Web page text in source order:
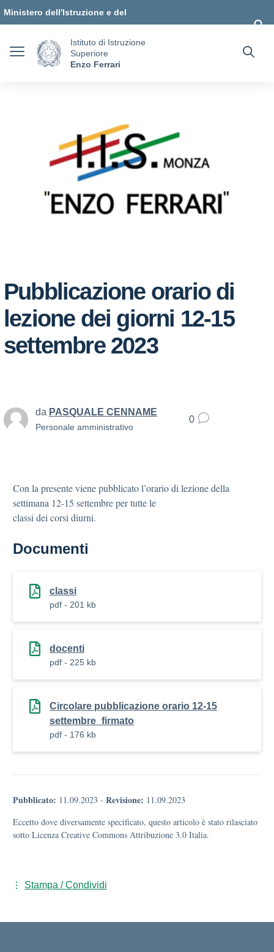
Ministero dell'Istruzione e del
Istituto di Istruzione
Superiore
Enzo Ferrari
Pubblicazione orario di
lezione dei giorni 12-15
settembre 2023
da PASQUALE CENNAME
Personale amministrativo
0
Con la presente viene pubblicato l’orario di lezione della
settimana 12-15 settembre per tutte le
classi dei corsi diurni.
Documenti
classi
pdf - 201 kb
docenti
pdf - 225 kb
Circolare pubblicazione orario 12-15
settembre_firmato
pdf - 176 kb
Pubblicato: 11.09.2023 - Revisione: 11.09.2023
Eccetto dove diversamente specificato, questo articolo è stato rilasciato
sotto Licenza Creative Commons Attribuzione 3.0 Italia.
Stampa / Condividi